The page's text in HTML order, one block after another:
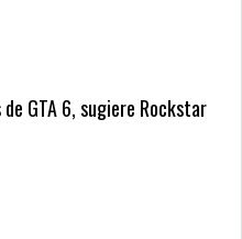
GTA 6, sugiere Rockstar